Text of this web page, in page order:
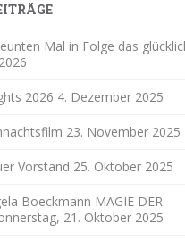
Mal in Folge das
2026 4. Dezember 2025
23. November 2025
Vorstand 25. Oktober 2025
Boeckmann MAGIE DER
21. Oktober 2025